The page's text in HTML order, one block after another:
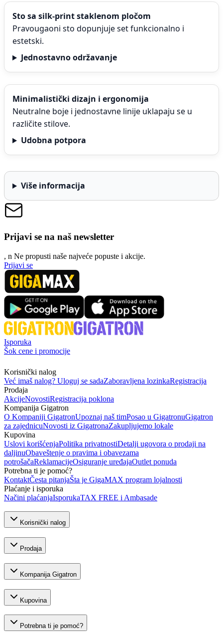
Sto sa silk-print staklenom pločom
Pravougaoni sto dopunjuje set funkcionalno i
estetski.
Jednostavno održavanje
Minimalistički dizajn i ergonomija
Neutralne boje i jednostavne linije uklapaju se u
različite stilove.
Udobna potpora
Više informacija
Prijavi se na naš newsletter
, n Ne propusti naše najveće popuste i akcije.
Prijavi se
Isporuka
Šok cene i promocije
Korisnički nalog
Već imaš nalog? Uloguj se sadaZaboravljena lozinkaRegistracija
Prodaja
AkcijeNovostiRegistracija poklona
Kompanija Gigatron
O Kompaniji GigatronUpoznaj naš timPosao u GigatronuGigatron
za zajednicuNovosti iz GigatronaZakupljujemo lokale
Kupovina
Uslovi korišćenjaPolitika privatnostiDetalji ugovora o prodaji na
daljinuObaveštenje o pravima i obavezama
potrošačaReklamacijeOsiguranje uređajaOutlet ponuda
Potrebna ti je pomoć?
KontaktČesta pitanjaŠta je GigaMAX program lojalnosti
Plaćanje i isporuka
Načini plaćanjaIsporukaTAX FREE i Ambasade
Korisnički nalog
Prodaja
Kompanija Gigatron
Kupovina
Potrebna ti je pomoć?